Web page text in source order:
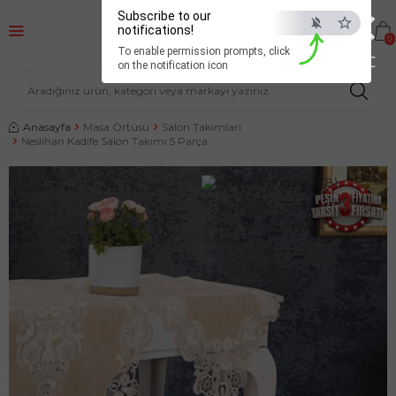
×
ESC
Subscribe to our
notifications!
To enable permission prompts, click
on the notification icon
0
Anasayfa Masa Örtüsü
Salon Takımları
Neslihan Kadife Salon Takımı 5 Parça